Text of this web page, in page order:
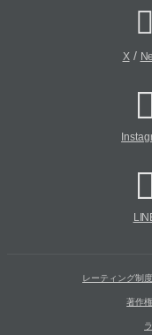
X/
レーティング制
著作